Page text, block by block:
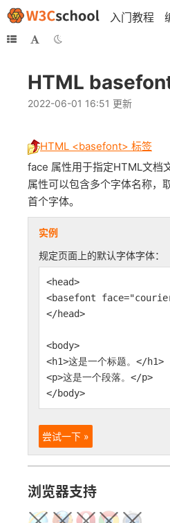
入门教程
HTML
2022-06-01 16:51 更新
HTML <basefont> 标签
face 属性用于指定HTML文档
属性可以包含多个字体名称，
首个字体。
实例
规定页面上的默认字体字体：
<head>
<basefont
</head>
<body>
<h1>这是一个标题。</h1>
<p>这是一个段落。</p>
</body>
尝试一下 »
浏览器支持